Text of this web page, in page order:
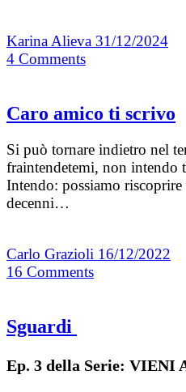
Karina Alieva 31/12/2024
4 Comments
Caro amico ti scrivo
Si può tornare indietro nel
fraintendetemi, non intendo
Intendo: possiamo
decenni…
Carlo Grazioli 16/12/2022
16 Comments
Sguardi
Ep. 3 della Serie: VIENI